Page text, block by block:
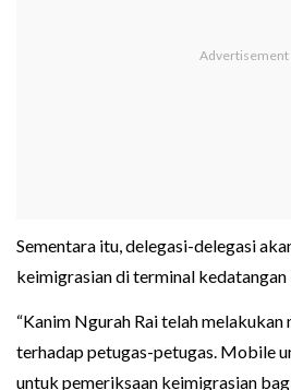
Sementara itu, delegasi-delegasi
keimigrasian di terminal kedatangan
“Kanim Ngurah Rai telah
terhadap petugas-petugas. Mobile
untuk pemeriksaan keimigrasian